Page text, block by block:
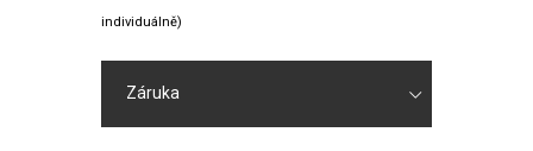
individuálně)
Záruka